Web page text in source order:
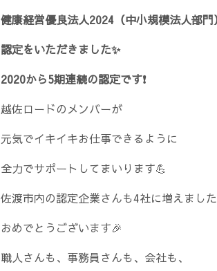
健康経営優良法人2024（中小規模法人部門
認定をいただきました✨
2020から5期連続の認定です❗
越佐ロードのメンバーが
元気でイキイキお仕事できるように
全力でサポートしてまいります💪
佐渡市内の認定企業さんも4社に増えまし
おめでとうございます🎉
職人さんも、事務員さんも、会社も、